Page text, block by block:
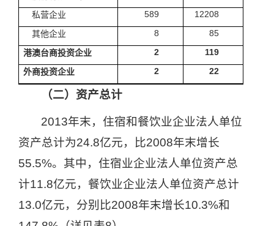
私营企业
589
12208
其他企业
8
85
港澳台商投资企业
2
119
外商投资企业
2 22
（二）资产总计
2013年末，住宿和餐饮业企业法人单位
资产总计为24.8亿元，比2008年末增长
55.5%。其中，住宿业企业法人单位资产总
计11.8亿元，餐饮业企业法人单位资产总计
13.0亿元，分别比2008年末增长10.3%和